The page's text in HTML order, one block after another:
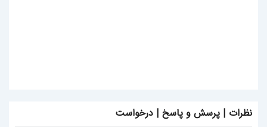
نظرات | پرسش و پاسخ | درخواست